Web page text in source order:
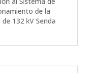
de la
132 kV Senda